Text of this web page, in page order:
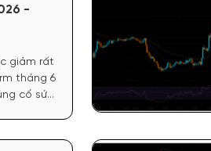
-
giảm rất
tháng 6
cố sức